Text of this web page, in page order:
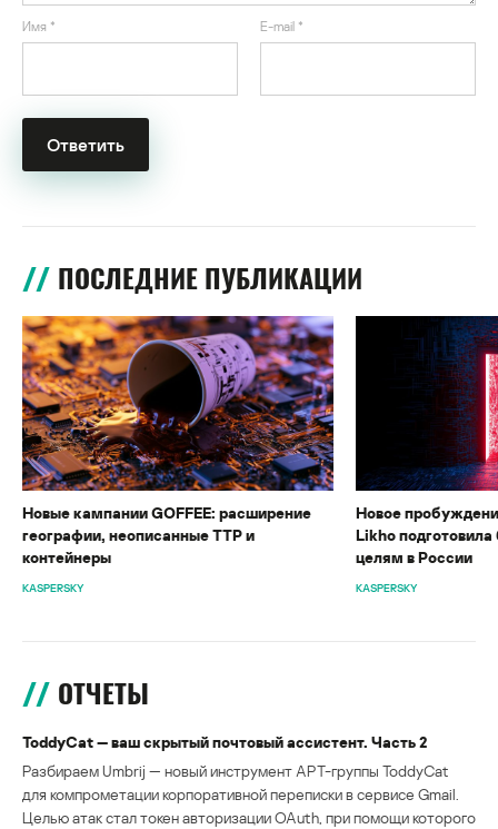
Имя * E-mail *
ПОСЛЕДНИЕ ПУБЛИКАЦИИ
Новые кампании GOFFEE: расширение
географии, неописанные TTP и
контейнеры
KASPERSKY
Новое
Likho
целям в России
KASPERSKY
ОТЧЕТЫ
ToddyCat — ваш скрытый почтовый ассистент. Часть 2
Разбираем Umbrij — новый инструмент APT-группы ToddyCat
для компрометации корпоративной переписки в сервисе Gmail.
Целью атак стал токен авторизации OAuth, при помощи которого